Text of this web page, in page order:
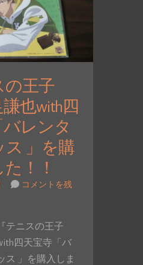
の王子
也with四
レンタ
ス 」を購
！！
コメントを残
テニスの王子
四天宝寺「バ
ス 」を購入しま